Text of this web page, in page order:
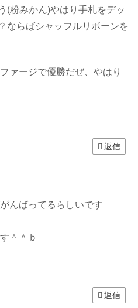
(粉みかん)やはり手札をデッ
ならばシャッフルリボーンを
ァージで優勝だぜ、やはり
返信
んばってるらしいです
＾＾ｂ
返信